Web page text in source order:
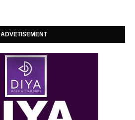
ADVETISEMENT